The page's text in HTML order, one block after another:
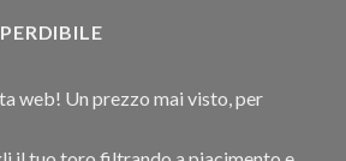
web! Un prezzo mai visto, per